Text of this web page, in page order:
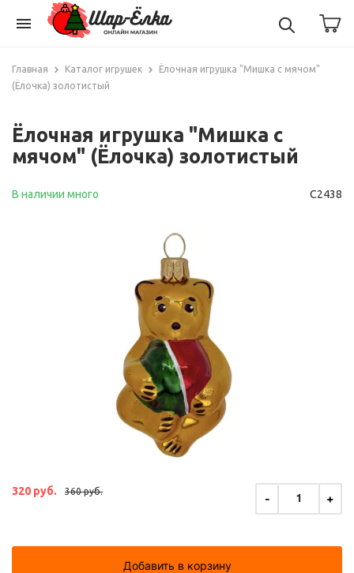
menu
Главная Каталог игрушек
Ёлочная игрушка "Мишка с мячом"
(Ёлочка) золотистый
Ёлочная игрушка "Мишка с
мячом" (Ёлочка) золотистый
В наличии много С2438
320 руб. 360 руб.
- 1 +
Добавить в корзину